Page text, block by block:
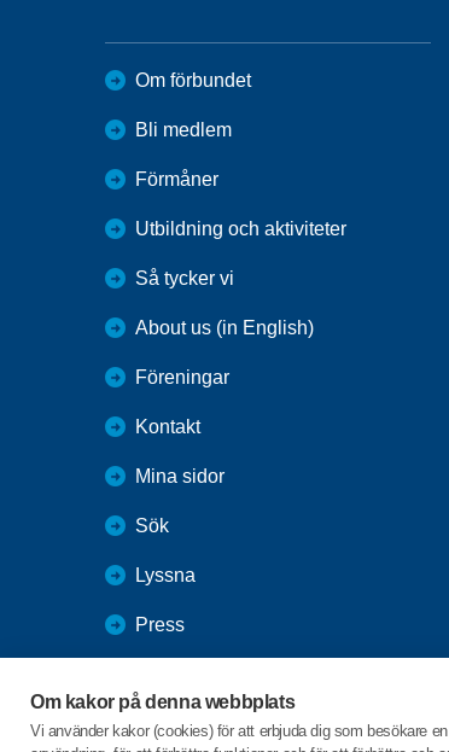
Om kakor på denna webbplats
Vi använder kakor (cookies) för att erbjuda dig som besökare
Om förbundet
Bli medlem
Förmåner
Utbildning och aktiviteter
Så tycker vi
About us (in English)
Föreningar
Kontakt
Mina sidor
Sök
Lyssna
Press
SPF Seniorernas intranät